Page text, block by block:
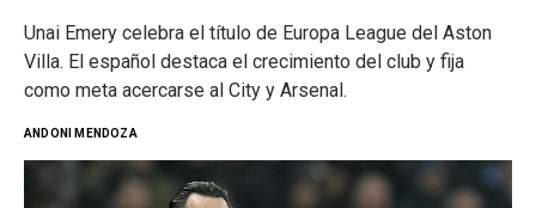
Unai Emery celebra el título de Europa League del Aston
Villa. El español destaca el crecimiento del club y fija
como meta acercarse al City y Arsenal.
ANDONI MENDOZA